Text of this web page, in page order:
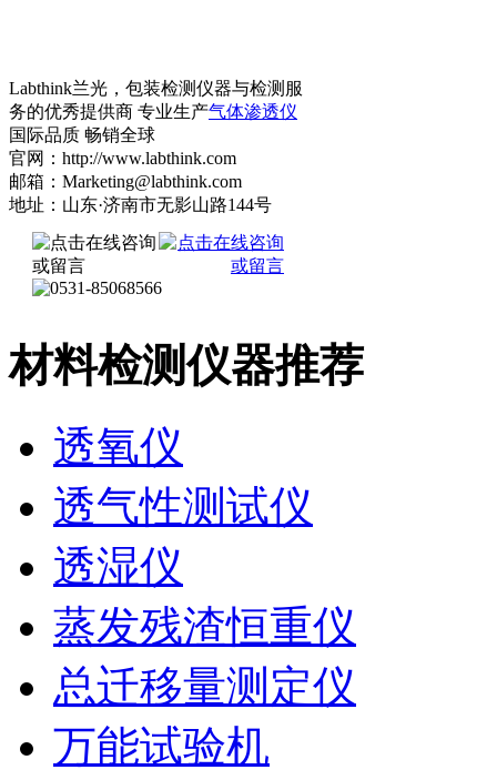
Labthink兰光，包装检测仪器与检测服
务的优秀提供商 专业生产气体渗透仪
国际品质 畅销全球
官网：http://www.labthink.com
邮箱：Marketing@labthink.com
地址：山东·济南市无影山路144号
材料检测仪器推荐
透氧仪
透气性测试仪
透湿仪
蒸发残渣恒重仪
总迁移量测定仪
万能试验机